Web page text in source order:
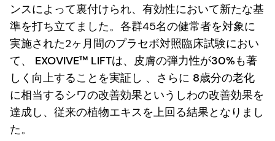
ンスによって裏付けられ、有効性において新たな基
準を打ち立てました。各群45名の健常者を対象に
実施された2ヶ月間のプラセボ対照臨床試験におい
て、 EXOVIVE™ LIFTは、皮膚の弾力性が30%も著
しく向上することを実証し 、さらに 8歳分の老化
に相当するシワの改善効果というしわの改善効果を
達成し、従来の植物エキスを上回る結果となりまし
た。